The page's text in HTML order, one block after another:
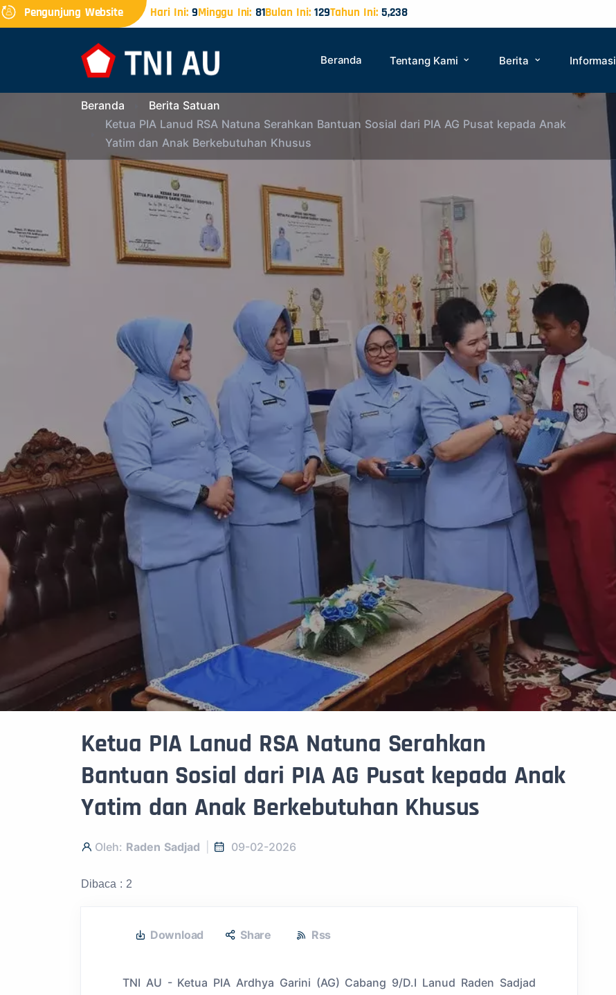
Pengunjung Website Hari Ini:9Minggu Ini: 81Bulan Ini:129Tahun Ini:5,238
Beranda Tentang Kami Berita Informasi
Beranda
Berita Satuan
Ketua PIA Lanud RSA Natuna Serahkan Bantuan Sosial dari PIA AG Pusat kepada Anak
Yatim dan Anak Berkebutuhan Khusus
Ketua PIA Lanud RSA Natuna Serahkan
Bantuan Sosial dari PIA AG Pusat kepada Anak
Yatim dan Anak Berkebutuhan Khusus
Oleh: Raden Sadjad 09-02-2026
Dibaca : 2
Download Share Rss
TNI AU - Ketua PIA Ardhya Garini (AG) Cabang 9/D.I Lanud Raden Sadjad